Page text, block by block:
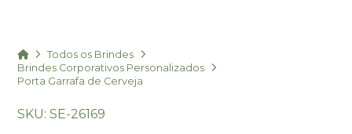
HomeTodos os Brindes
Brindes Corporativos Personalizados
Porta Garrafa de Cerveja
SKU: SE-26169